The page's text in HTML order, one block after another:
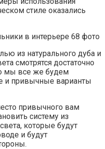
стиле оказались
из натурального дуба и
смотрятся достаточно
мы все же будем
и привычные варианты
привычного вам
систему из
которые будут
и будут